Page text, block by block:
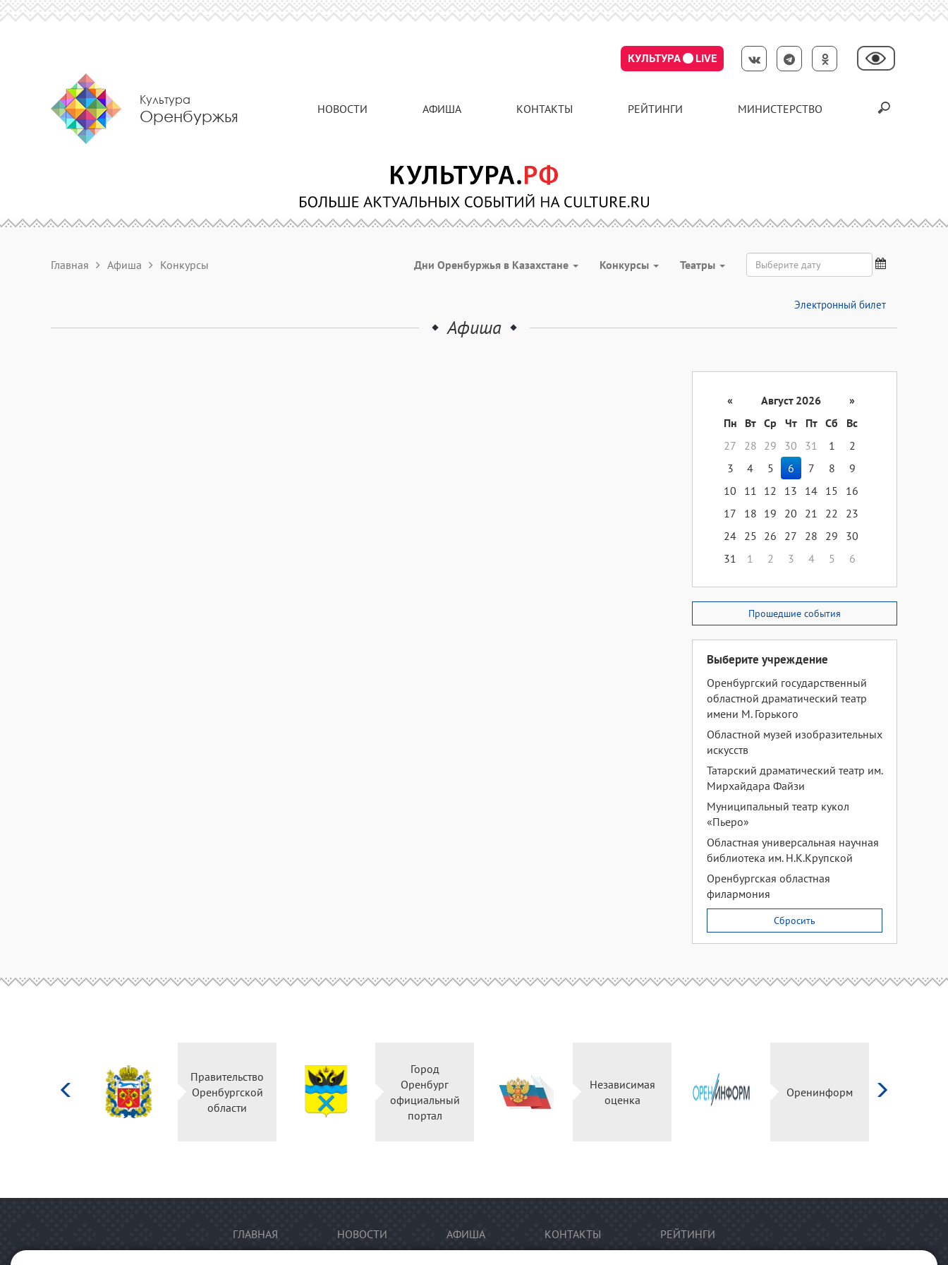
КУЛЬТУРА LIVE
Культура
Оренбуржья НОВОСТИ АФИША КОНТАКТЫ РЕЙТИНГИ МИНИСТЕРСТВО
Главная Афиша Конкурсы Дни Оренбуржья в Казахстане Конкурсы Театры
Электронный билет
Афиша
« Август 2026
»
Пн
Вт Ср Чт Пт Сб
Вс
27
28 29 30 31 1
2
3
4 5 6 7 8
9
10
11 12 13 14 15
16
17
18 19 20 21 22
23
24 25 26 27 28 29
30
31
1 2 3 4 5 6
Прошедшие события
Выберите учреждение
Оренбургский государственный
областной драматический театр
имени М. Горького
Областной музей изобразительных
искусств
Татарский драматический театр им.
Мирхайдара Файзи
Муниципальный театр кукол
«Пьеро»
Областная универсальная научная
библиотека им. Н.К.Крупской
Оренбургская областная
филармония
Сбросить
Правительство
Оренбургской
области
Город
Оренбург
официальный
портал
Независимая
оценка
Оренинформ
ГЛАВНАЯ НОВОСТИ АФИША КОНТАКТЫ РЕЙТИНГИ